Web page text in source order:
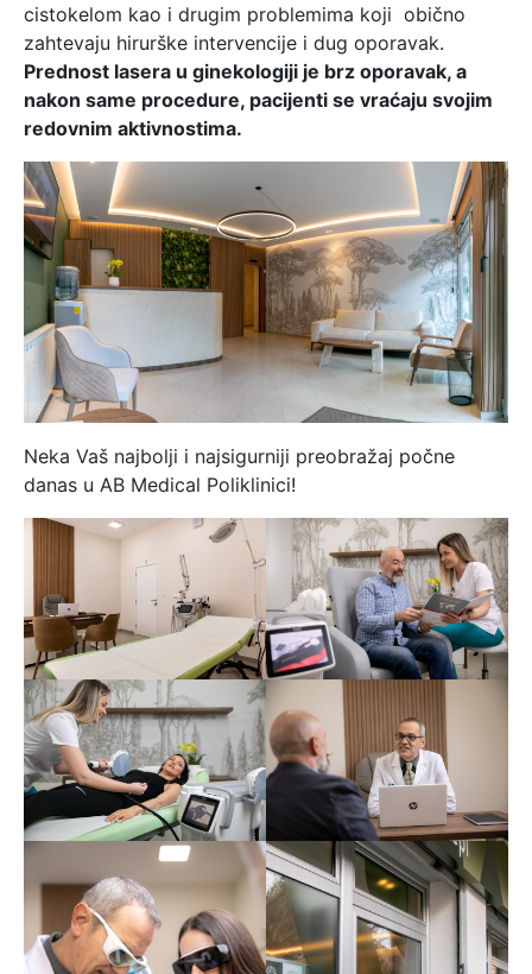
cistokelom kao i drugim problemima koji obično
zahtevaju hirurške intervencije i dug oporavak.
Prednost lasera u ginekologiji je brz oporavak, a
nakon same procedure, pacijenti se vraćaju svojim
redovnim aktivnostima.
Neka Vaš najbolji i najsigurniji preobražaj počne
danas u AB Medical Poliklinici!